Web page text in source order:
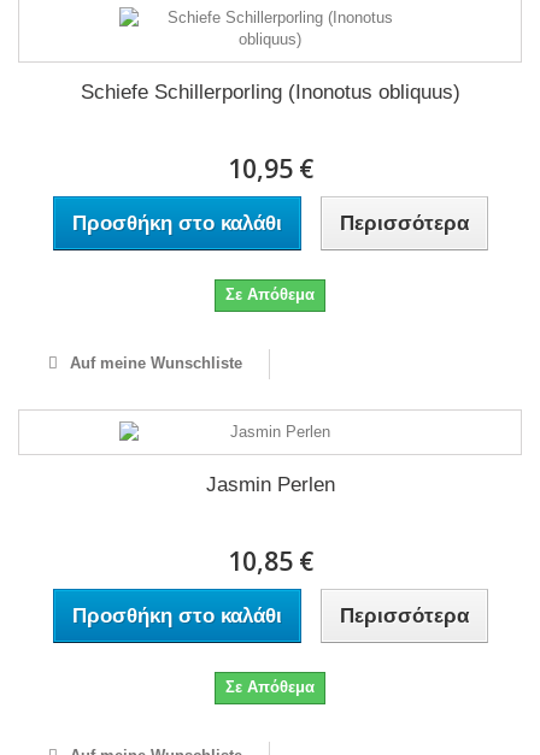
Schiefe Schillerporling (Inonotus obliquus)
10,95 €
Προσθήκη στο καλάθι Περισσότερα
Σε Απόθεμα
Auf meine Wunschliste
Jasmin Perlen
10,85 €
Προσθήκη στο καλάθι Περισσότερα
Σε Απόθεμα